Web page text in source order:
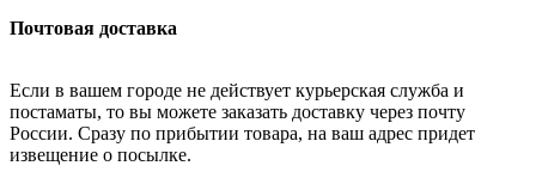
Почтовая доставка
Если в вашем городе не действует курьерская служба и
постаматы, то вы можете заказать доставку через почту
России. Сразу по прибытии товара, на ваш адрес придет
извещение о посылке.